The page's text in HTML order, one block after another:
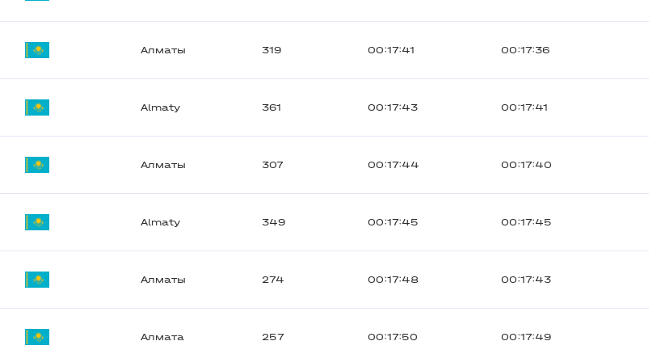
Алматы 319 00:17:41 00:17:36
Almaty 361 00:17:43 00:17:41
Алматы 307 00:17:44 00:17:40
Almaty 349 00:17:45 00:17:45
Алматы 274 00:17:48 00:17:43
Алмата 257 00:17:50 00:17:49